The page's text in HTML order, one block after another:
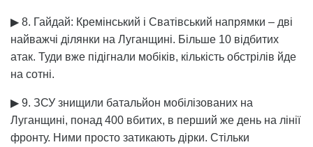
▶ 8. Гайдай: Кремінський і Сватівський напрямки – дві
найважчі ділянки на Луганщині. Більше 10 відбитих
атак. Туди вже підігнали мобіків, кількість обстрілів йде
на сотні.
▶ 9. ЗСУ знищили батальйон мобілізованих на
Луганщині, понад 400 вбитих, в перший же день на лінії
фронту. Ними просто затикають дірки. Стільки